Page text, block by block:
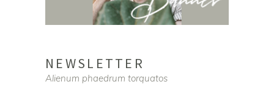
NEWSLETTER
Alienum phaedrum torquatos